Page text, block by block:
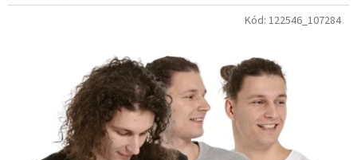
Kód: 122546_107284